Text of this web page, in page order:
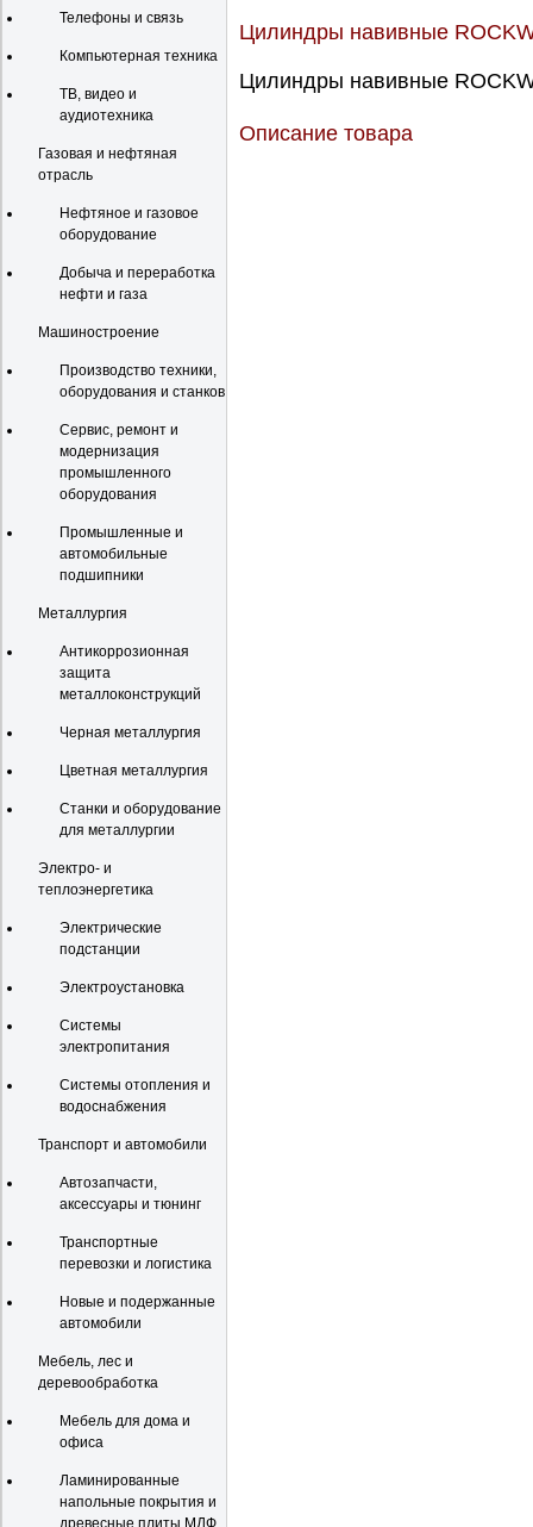
Телефоны и связь
Компьютерная техника
ТВ, видео и
аудиотехника
Газовая и нефтяная
отрасль
Нефтяное и газовое
оборудование
Добыча и переработка
нефти и газа
Машиностроение
Производство техники,
оборудования и станков
Сервис, ремонт и
модернизация
промышленного
оборудования
Промышленные и
автомобильные
подшипники
Металлургия
Антикоррозионная
защита
металлоконструкций
Черная металлургия
Цветная металлургия
Станки и оборудование
для металлургии
Электро- и
теплоэнергетика
Электрические
подстанции
Электроустановка
Системы
электропитания
Системы отопления и
водоснабжения
Транспорт и автомобили
Автозапчасти,
аксессуары и тюнинг
Транспортные
перевозки и логистика
Новые и подержанные
автомобили
Мебель, лес и
деревообработка
Мебель для дома и
офиса
Ламинированные
напольные покрытия и
древесные плиты МДФ,
Цилиндры навивные
Цилиндры навивные
Описание товара